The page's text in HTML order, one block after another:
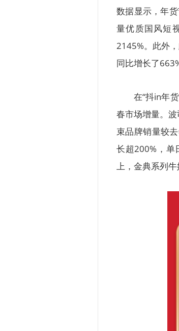
数据显示，年
量优质国风短
2145%。此外
同比增长了
在“抖in年
春市场增量。
束品牌销量较
长超200%，单
上，金典系列牛